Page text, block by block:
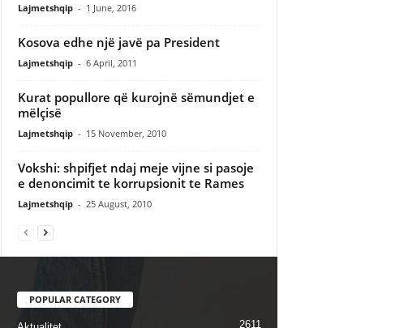
Lajmetshqip - 1 June, 2016
Kosova edhe një javë pa President
Lajmetshqip - 6 April, 2011
Kurat popullore që kurojnë sëmundjet e
mëlçisë
Lajmetshqip - 15 November, 2010
Vokshi: shpifjet ndaj meje vijne si pasoje
e denoncimit te korrupsionit te Rames
Lajmetshqip - 25 August, 2010
POPULAR CATEGORY
2611